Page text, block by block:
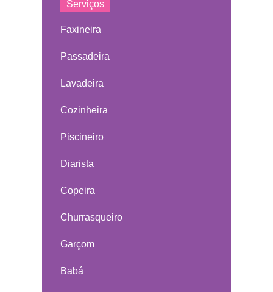
Serviços
Faxineira
Passadeira
Lavadeira
Cozinheira
Piscineiro
Diarista
Copeira
Churrasqueiro
Garçom
Babá